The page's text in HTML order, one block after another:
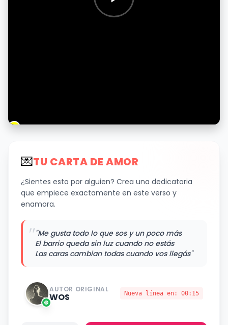
💌TU CARTA DE AMOR
¿Sientes esto por alguien? Crea una dedicatoria
que empiece exactamente en este verso y
enamora.
""Me gusta todo lo que sos y un poco más
El barrio queda sin luz cuando no estás
Las caras cambian todas cuando vos llegás"
AUTOR ORIGINAL
WOS Nueva línea en: 00:15